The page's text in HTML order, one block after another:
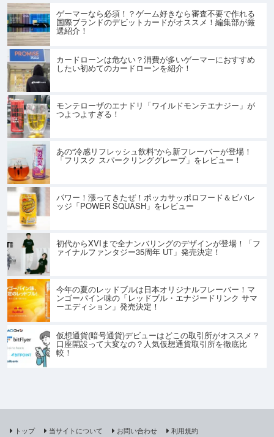
ゲーマーなら必須！？ゲーム好きなら審査不要で作れる
国際ブランドのデビットカードがオススメ！編集部が厳
選紹介！
カードローンは危ない？消費が多いゲーマーにおすすめ
したい初めてのカードローンを紹介！
モンテローザのエナドリ「ワイルドモンテエナジー」が
つよつよすぎる！
あの“冷感リフレッシュ飲料”から新フレーバーが登場！
「フリスク スパークリンググレープ」をレビュー！
パワー！漲ってきたぜ！ポッカサッポロフード＆ビバレ
ッジ「POWER SQUASH」をレビュー
初代からXVIまで全ナンバリングのデザインが登場！「フ
ァイナルファンタジー35周年 UT」発売決定！
今年の夏のレッドブルは日本オリジナルフレーバー！マ
ンゴーパイン味の「レッドブル・エナジードリンク サマ
ーエディション」発売決定！
仮想通貨(暗号通貨)デビューはどこの取引所がオススメ？
口座開設って大変なの？人気仮想通貨取引所を徹底比
較！
トップ 当サイトについて お問い合わせ 利用規約